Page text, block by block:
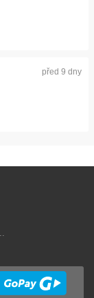
před 9 dny